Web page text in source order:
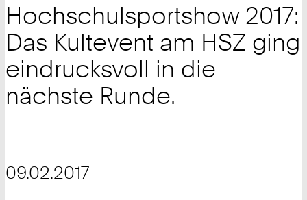
Hochschulsportshow 2017:
Das Kultevent am HSZ ging
eindrucksvoll in die
nächste Runde.
09.02.2017